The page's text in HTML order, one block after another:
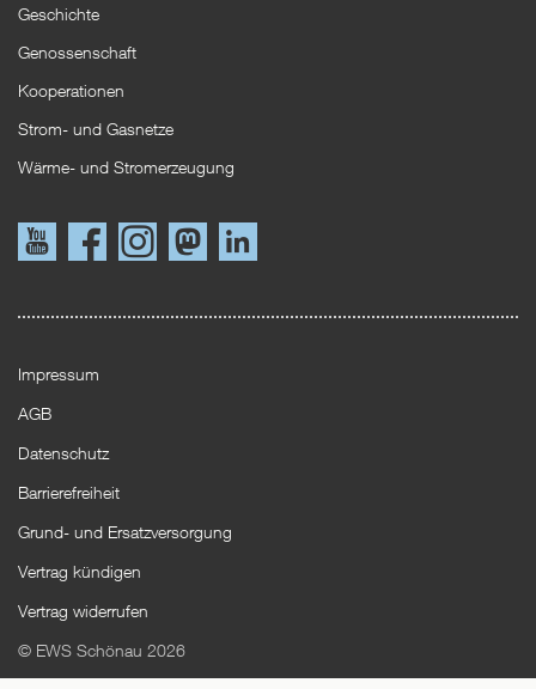
Geschichte
Genossenschaft
Kooperationen
Strom- und Gasnetze
Wärme- und Stromerzeugung
Link
YouTube
Link
Facebook
InstagramMastodonLinkedIn
Impressum
AGB
Datenschutz
Barrierefreiheit
Grund- und Ersatzversorgung
Vertrag kündigen
Vertrag widerrufen
© EWS Schönau 2026